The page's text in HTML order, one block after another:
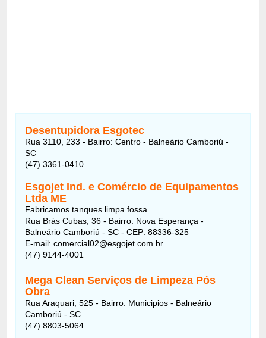
Desentupidora Esgotec
Rua 3110, 233 - Bairro: Centro - Balneário Camboriú -
SC
(47) 3361-0410
Esgojet Ind. e Comércio de Equipamentos
Ltda ME
Fabricamos tanques limpa fossa.
Rua Brás Cubas, 36 - Bairro: Nova Esperança -
Balneário Camboriú - SC - CEP: 88336-325
E-mail: comercial02@esgojet.com.br
(47) 9144-4001
Mega Clean Serviços de Limpeza Pós
Obra
Rua Araquari, 525 - Bairro: Municipios - Balneário
Camboriú - SC
(47) 8803-5064